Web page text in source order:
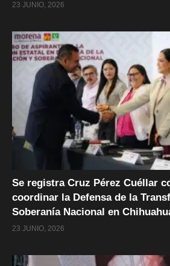
23 JUNIO, 2026
Se registra Cruz Pérez Cuéllar
coordinar la Defensa de la
Soberanía Nacional en
23 JUNIO, 2026